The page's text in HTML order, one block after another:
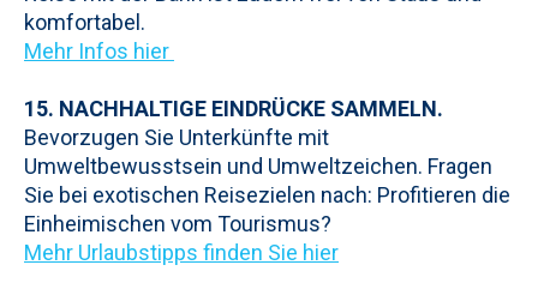
komfortabel.
Mehr Infos hier
15. NACHHALTIGE EINDRÜCKE SAMMELN.
Bevorzugen Sie Unterkünfte mit
Umweltbewusstsein und Umweltzeichen. Fragen
Sie bei exotischen Reisezielen nach: Profitieren die
Einheimischen vom Tourismus?
Mehr Urlaubstipps finden Sie hier